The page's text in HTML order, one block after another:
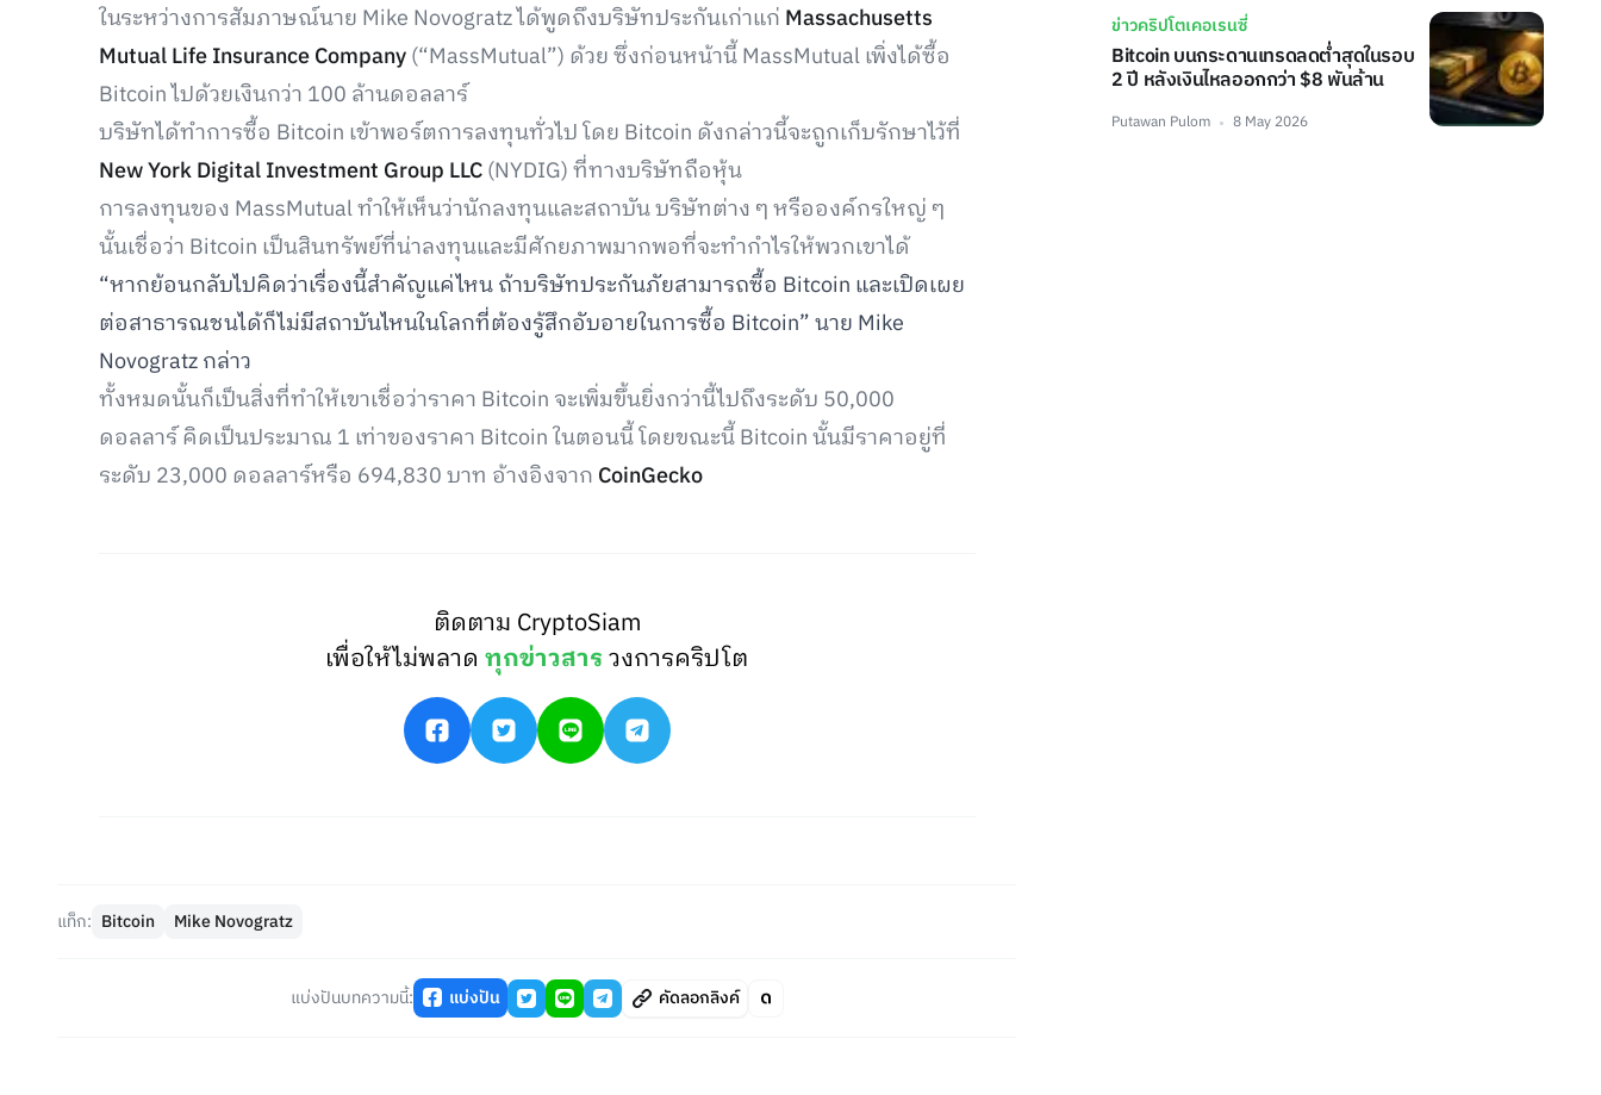
ในระหว่างการสัมภาษณ์นาย Mike Novogratz ได้พูดถึงบริษัทประกันเก่าแก่ Massachusetts
Mutual Life Insurance Company(“MassMutual”) ด้วย ซึ่งก่อนหน้านี้ MassMutual เพิ่งได้ซื้อ
Bitcoin ไปด้วยเงินกว่า 100 ล้านดอลลาร์
บริษัทได้ทำการซื้อ Bitcoin เข้าพอร์ตการลงทุนทั่วไป โดย Bitcoin ดังกล่าวนี้จะถูกเก็บรักษาไว้ที่
New York Digital Investment Group LLC(NYDIG) ที่ทางบริษัทถือหุ้น
การลงทุนของ MassMutual ทำให้เห็นว่านักลงทุนและสถาบัน บริษัทต่าง ๆ หรือองค์กรใหญ่ ๆ
นั้นเชื่อว่า Bitcoin เป็นสินทรัพย์ที่น่าลงทุนและมีศักยภาพมากพอที่จะทำกำไรให้พวกเขาได้
“หากย้อนกลับไปคิดว่าเรื่องนี้สำคัญแค่ไหน ถ้าบริษัทประกันภัยสามารถซื้อ Bitcoin และเปิดเผย
ต่อสาธารณชนได้ก็ไม่มีสถาบันไหนในโลกที่ต้องรู้สึกอับอายในการซื้อ Bitcoin” นาย Mike
Novogratz กล่าว
ทั้งหมดนั้นก็เป็นสิ่งที่ทำให้เขาเชื่อว่าราคา Bitcoin จะเพิ่มขึ้นยิ่งกว่านี้ไปถึงระดับ 50,000
ดอลลาร์ คิดเป็นประมาณ 1 เท่าของราคา Bitcoin ในตอนนี้ โดยขณะนี้ Bitcoin นั้นมีราคาอยู่ที่
ระดับ 23,000 ดอลลาร์หรือ 694,830 บาท อ้างอิงจาก CoinGecko
ติดตาม CryptoSiam
เพื่อให้ไม่พลาดทุกข่าวสารวงการคริปโต
แท็ก: Bitcoin Mike Novogratz
แบ่งปันบทความนี้: แบ่งปัน คัดลอกลิงค์
ข่าวคริปโตเคอเรนซี่
Bitcoin บนกระดานเทรดลดต่ำสุดในรอบ
2 ปี หลังเงินไหลออกกว่า $8 พันล้าน
Putawan Pulom 8 May 2026